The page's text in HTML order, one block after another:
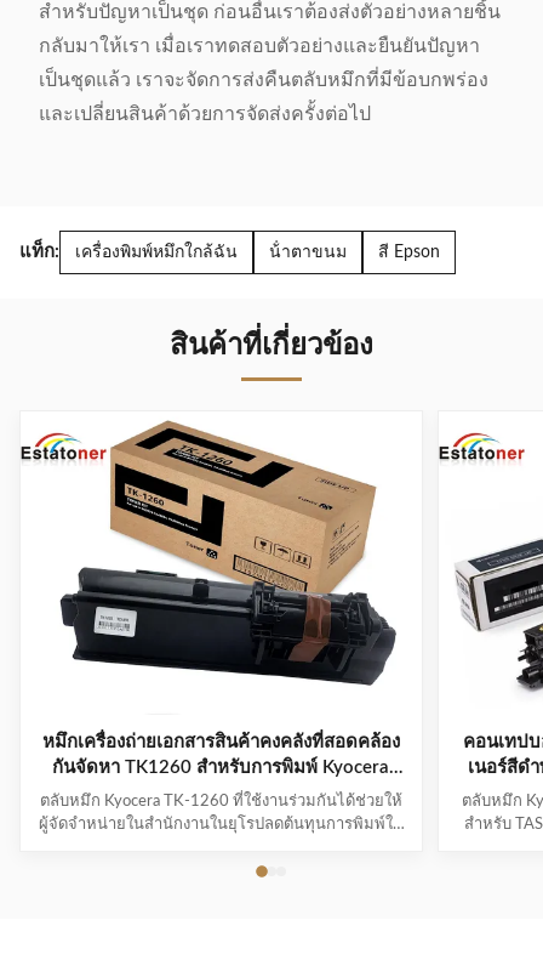
สำหรับปัญหาเป็นชุด ก่อนอื่นเราต้องส่งตัวอย่างหลายชิ้น
กลับมาให้เรา เมื่อเราทดสอบตัวอย่างและยืนยันปัญหา
เป็นชุดแล้ว เราจะจัดการส่งคืนตลับหมึกที่มีข้อบกพร่อง
และเปลี่ยนสินค้าด้วยการจัดส่งครั้งต่อไป
แท็ก: เครื่องพิมพ์หมึกใกล้ฉัน น้ําตาขนม สี Epson
สินค้าที่เกี่ยวข้อง
หมึกเครื่องถ่ายเอกสารสินค้าคงคลังที่สอดคล้อง
กันจัดหา TK1260 สำหรับการพิมพ์ Kyocera
Ecosys PA4000WX Enterprise
ตลับหมึก Kyocera TK-1260 ที่ใช้งานร่วมกันได้ช่วยให้
ผู้จัดจำหน่ายในสำนักงานในยุโรปลดต้นทุนการพิมพ์ใน
ต้องการตลับหมึก Kyocera TK-1260 ที่เข้ากันได้ที่เพิ่ม
คอนเทป
เนอร์สีดํ
ตลับหมึก
สำหรับ